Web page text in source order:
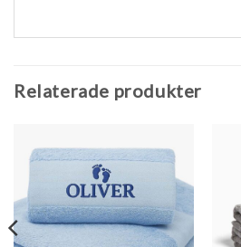
Relaterade produkter